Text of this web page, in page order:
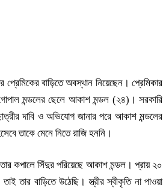
প্রেমিকের বাড়িতে অবস্থান নিয়েছেন। প্রেমিকার
গোপাল মন্ডলের ছেলে আকাশ মন্ডল (২৪)। সরকারি
দাবি ও অভিযোগ জানার পরে আকাশ মন্ডলের
তাকে মেনে নিতে রাজি হননি।
কপালে সিঁদুর পরিয়েছে আকাশ মন্ডল। প্রায় ২০
তার বাড়িতে উঠেছি। স্ত্রীর স্বীকৃতি না পাওয়া